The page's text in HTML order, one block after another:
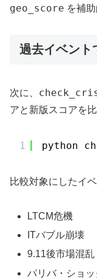
geo_score を補
過去イベント
次に、
アと新版スコアを
1 python
比較対象にしたイ
LTCM危機
ITバブル崩壊
9.11後市場混乱
パリバ・ショッ